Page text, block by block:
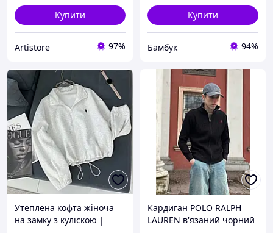
Купити
Artistore 97%
Купити
Бамбук 94%
Утеплена кофта жіноча
на замку з куліскою |
Кардиган POLO RALPH
LAUREN в'язаний чорний